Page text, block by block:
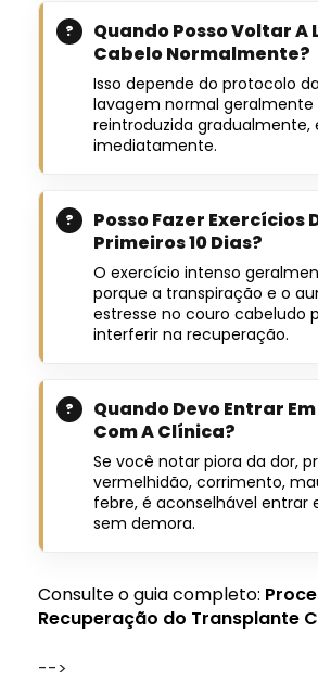
Quando Posso Voltar A
Cabelo Normalmente?
Isso depende do protocolo
lavagem normal geralmente
reintroduzida gradualmente,
imediatamente.
Posso Fazer Exercícios
Primeiros 10 Dias?
O exercício intenso
porque a transpiração e o
estresse no couro cabeludo
interferir na recuperação.
Quando Devo Entrar
Com A Clínica?
Se você notar piora da dor,
vermelhidão, corrimento,
febre, é aconselhável entrar
sem demora.
Consulte o guia completo:
Recuperação do Transplante
-->